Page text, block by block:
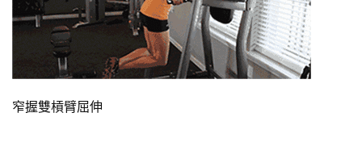
窄握雙槓臂屈伸